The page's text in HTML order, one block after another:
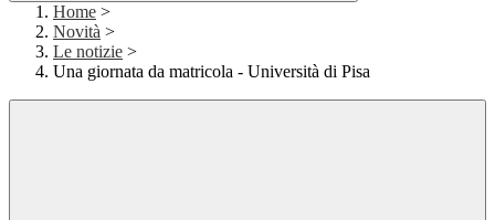
Home >
Novità >
Le notizie >
Una giornata da matricola - Università di Pisa